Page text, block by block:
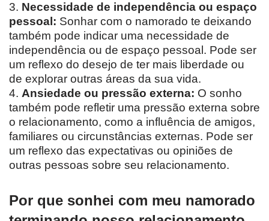
3. Necessidade de independência ou espaço
pessoal: Sonhar com o namorado te deixando
também pode indicar uma necessidade de
independência ou de espaço pessoal. Pode ser
um reflexo do desejo de ter mais liberdade ou
de explorar outras áreas da sua vida.
4. Ansiedade ou pressão externa: O sonho
também pode refletir uma pressão externa sobre
o relacionamento, como a influência de amigos,
familiares ou circunstâncias externas. Pode ser
um reflexo das expectativas ou opiniões de
outras pessoas sobre seu relacionamento.
Por que sonhei com meu namorado